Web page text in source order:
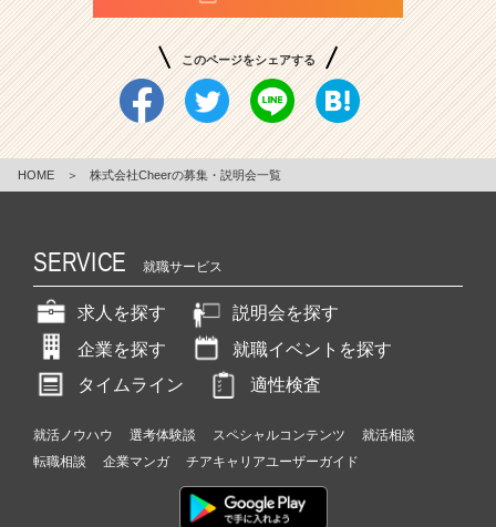
このページをシェアする
HOME ＞ 株式会社Cheerの募集・説明会一覧
SERVICE 就職サービス
求人を探す
説明会を探す
企業を探す
就職イベントを探す
タイムライン
適性検査
就活ノウハウ 選考体験談 スペシャルコンテンツ
就活相談
転職相談
企業マンガ チアキャリアユーザーガイド